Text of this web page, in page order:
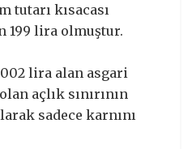
tutarı kısacası
199 lira olmuştur.
002 lira alan asgari
açlık sınırının
sadece karnını